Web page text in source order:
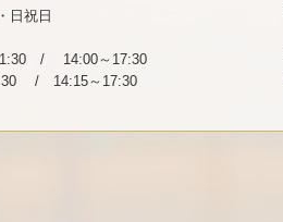
日祝日
/ 14:00～17:30
/ 14:15～17:30